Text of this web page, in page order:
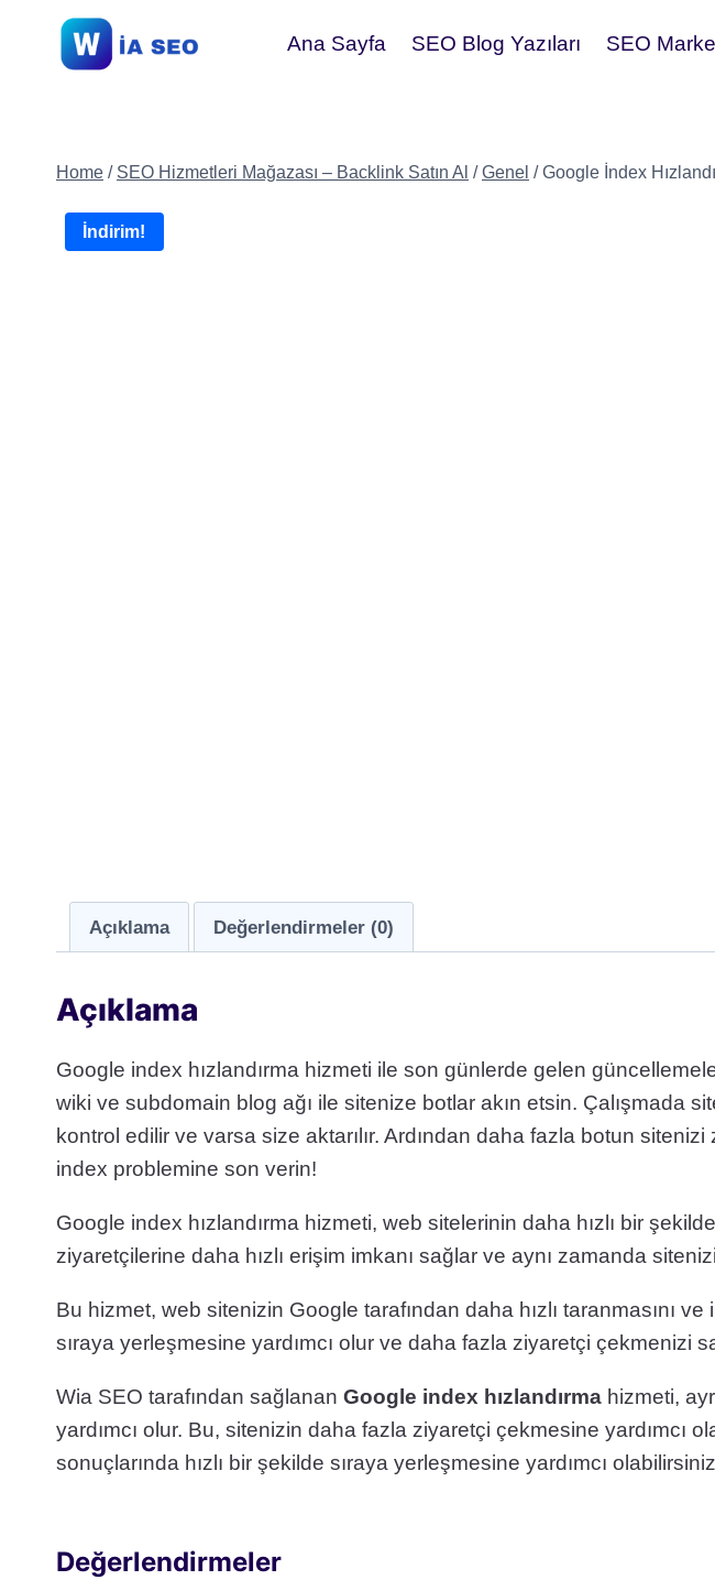
Ana Sayfa SEO Blog Yazıları SEO
Home / SEO Hizmetleri Mağazası – Backlink Satın Al / Genel / Google İndex
İndirim!
Açıklama Değerlendirmeler (0)
Açıklama
Google index hızlandırma hizmeti ile son günlerde gelen
wiki ve subdomain blog ağı ile sitenize botlar akın etsin. Çalışmada
kontrol edilir ve varsa size aktarılır. Ardından daha fazla botun
index problemine son verin!
Google index hızlandırma hizmeti, web sitelerinin daha hızlı bir
ziyaretçilerine daha hızlı erişim imkanı sağlar ve aynı zamanda
Bu hizmet, web sitenizin Google tarafından daha hızlı taranmasını
sıraya yerleşmesine yardımcı olur ve daha fazla ziyaretçi çekmenizi
Wia SEO tarafından sağlanan Google index hızlandırma hizmeti,
yardımcı olur. Bu, sitenizin daha fazla ziyaretçi çekmesine yardımcı
sonuçlarında hızlı bir şekilde sıraya yerleşmesine yardımcı
Değerlendirmeler